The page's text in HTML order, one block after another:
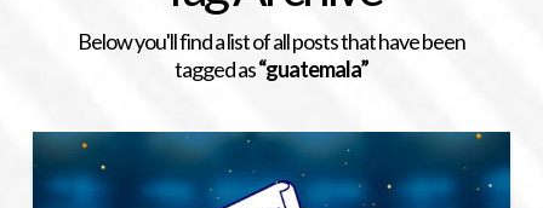
Below you'll find a list of all posts that have been
tagged as“guatemala”